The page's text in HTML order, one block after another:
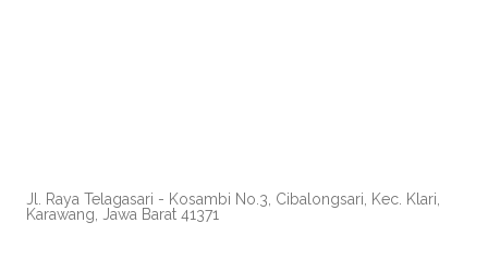
Jl. Raya Telagasari - Kosambi No.3, Cibalongsari, Kec. Klari,
Karawang, Jawa Barat 41371